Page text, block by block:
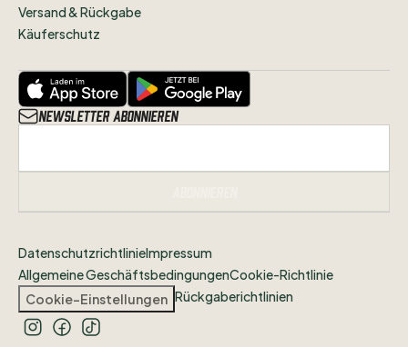
Versand & Rückgabe
Käuferschutz
Newsletter abonnieren
DatenschutzrichtlinieImpressum
Allgemeine GeschäftsbedingungenCookie-Richtlinie
Cookie-Einstellungen Rückgaberichtlinien